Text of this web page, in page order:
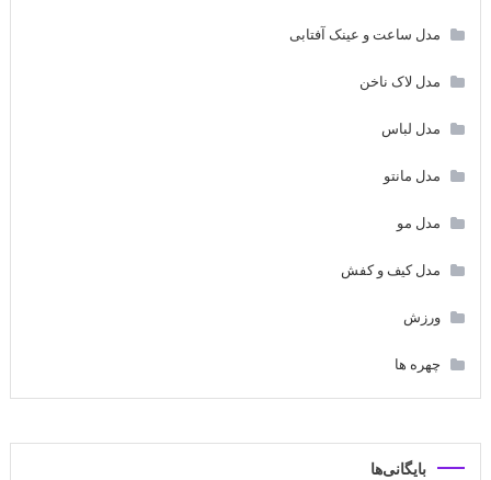
مدل ساعت و عینک آفتابی
مدل لاک ناخن
مدل لباس
مدل مانتو
مدل مو
مدل کیف و کفش
ورزش
چهره ها
بایگانی‌ها